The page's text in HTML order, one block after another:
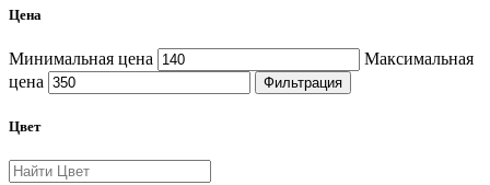
Цена
Минимальная цена
Максимальная
цена
Фильтрация
Цвет